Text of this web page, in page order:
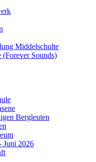
Middelschulte
(Forever Sounds)
Bergleuten
Juni 2026